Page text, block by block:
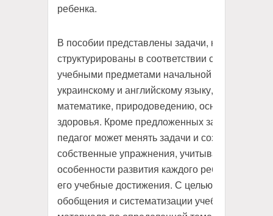
ребенка.
В пособии представлены задачи, которые
структурированы в соответствии с
учебными предметами начальной школы по
украинскому и английскому языку,
математике, природоведению, основам
здоровья. Кроме предложенных заданий,
педагог может менять задачи и создавать
собственные упражнения, учитывая
особенности развития каждого ребенка и
его учебные достижения. С целью
обобщения и систематизации учебного